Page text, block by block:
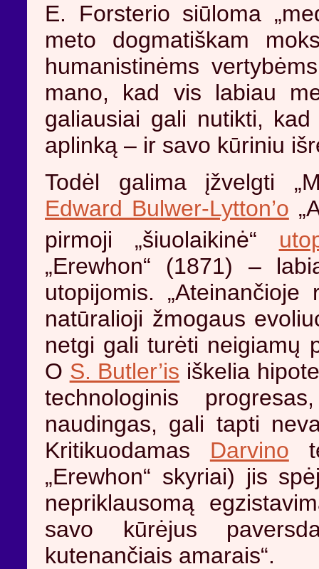
E. Forsterio siūloma
meto dogmatiškam
humanistinėms
mano, kad vis labiau
galiausiai gali nutikti,
aplinką – ir savo kūriniu
Todėl galima įžvelgti
Edward Bulwer-Lytton’o
pirmoji „šiuolaikinė“
„Erewhon“ (1871) –
utopijomis.
natūralioji žmogaus
netgi gali turėti neigiamų
O S. Butler’is iškelia
technologinis
naudingas, gali tapti
Kritikuodamas Darvino
„Erewhon“ skyriai) jis
nepriklausomą
savo kūrėjus
kutenančiais amarais“.